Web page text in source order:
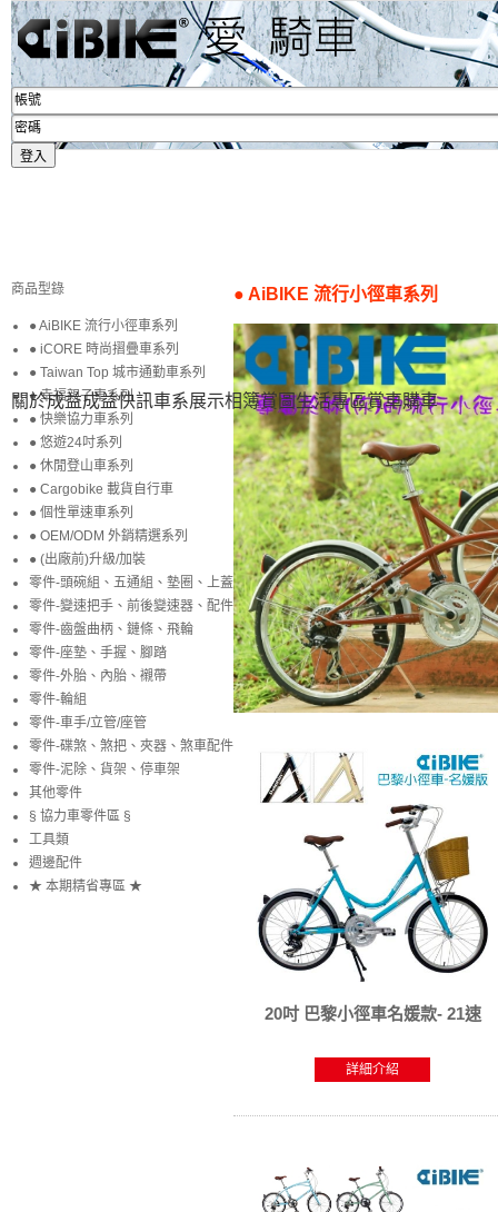
關於成益成益快訊車系展示相簿賞圖生活專區賞車購車
● AiBIKE 流行小徑車系列
20吋 巴黎小徑車名媛款- 21速
詳細介紹
商品型錄
● AiBIKE 流行小徑車系列
● iCORE 時尚摺疊車系列
● Taiwan Top 城市通勤車系列
● 幸福親子車系列
● 快樂協力車系列
● 悠遊24吋系列
● 休閒登山車系列
● Cargobike 載貨自行車
● 個性單速車系列
● OEM/ODM 外銷精選系列
● (出廠前)升級/加裝
零件-頭碗組、五通組、墊圈、上蓋
零件-變速把手、前後變速器、配件
零件-齒盤曲柄、鏈條、飛輪
零件-座墊、手握、腳踏
零件-外胎、內胎、襯帶
零件-輪組
零件-車手/立管/座管
零件-碟煞、煞把、夾器、煞車配件
零件-泥除、貨架、停車架
其他零件
§ 協力車零件區 §
工具類
週邊配件
★ 本期精省專區 ★